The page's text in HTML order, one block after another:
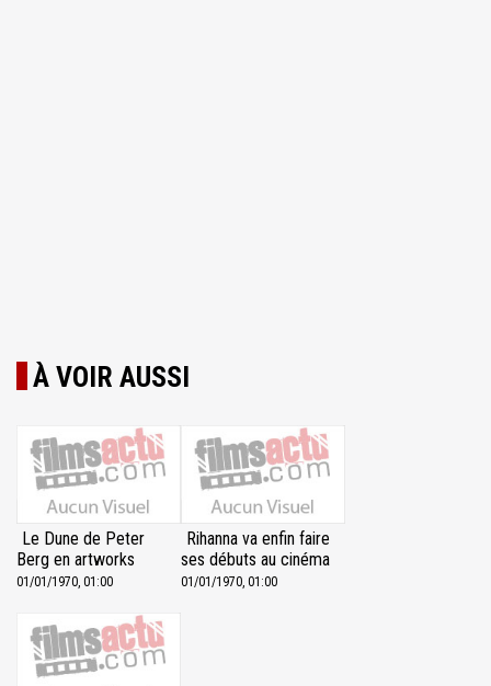
À VOIR AUSSI
Le Dune de Peter
Berg en artworks
01/01/1970, 01:00
Rihanna va enfin faire
ses débuts au cinéma
01/01/1970, 01:00